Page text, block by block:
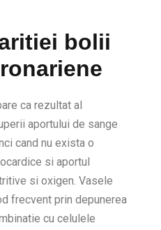
bolii
ca rezultat al
aportului de sange
cand nu exista o
si aportul
si oxigen. Vasele
frecvent prin depunerea
cu celulele